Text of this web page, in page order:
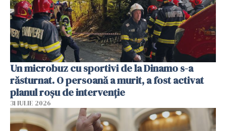
Un microbuz cu sportivi de la Dinamo s-a
răsturnat. O persoană a murit, a fost activat
planul roșu de intervenție
31 IULIE 2026